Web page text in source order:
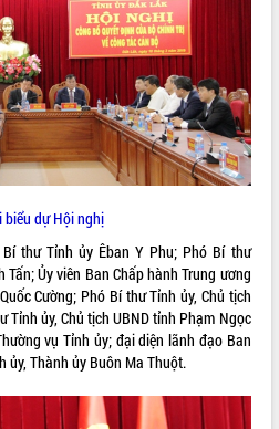
biểu dự Hội nghị
thư Tỉnh ủy Êban Y Phu; Phó Bí thư
Ủy viên Ban Chấp hành Trung ương
Cường; Phó Bí thư Tỉnh ủy, Chủ tịch
Tỉnh ủy, Chủ tịch UBND tỉnh Phạm Ngọc
vụ Tỉnh ủy; đại diện lãnh đạo Ban
ủy, Thành ủy Buôn Ma Thuột.